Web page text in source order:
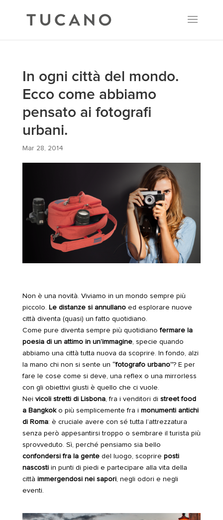
In ogni città del mondo.
Ecco come abbiamo
pensato ai fotografi
urbani.
Mar 28, 2014
Non è una novità. Viviamo in un mondo sempre più
piccolo. Le distanze si annullanoed esplorare nuove
città diventa (quasi) un fatto quotidiano.
Come pure diventa sempre più quotidianofermare la
poesia di un attimo in un’immagine, specie quando
abbiamo una città tutta nuova da scoprire. In fondo, alzi
la mano chi non si sente un “fotografo urbano”? E per
fare le cose come si deve, una reflex o una mirrorless
con gli obiettivi giusti è quello che ci vuole.
Nei vicoli stretti di Lisbona, fra i venditori di street food
a Bangkoko più semplicemente fra i monumenti antichi
di Roma: è cruciale avere con sé tutta l’attrezzatura
senza però appesantirsi troppo o sembrare il turista più
sprovveduto. Sì, perché pensiamo sia bello
confondersi fra la gentedel luogo, scoprire posti
nascostiin punti di piedi e partecipare alla vita della
città immergendosi nei sapori, negli odori e negli
eventi.